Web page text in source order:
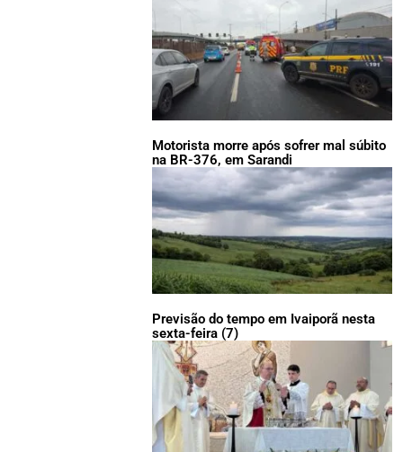
Motorista morre após sofrer mal súbito
na BR-376, em Sarandi
Previsão do tempo em Ivaiporã nesta
sexta-feira (7)